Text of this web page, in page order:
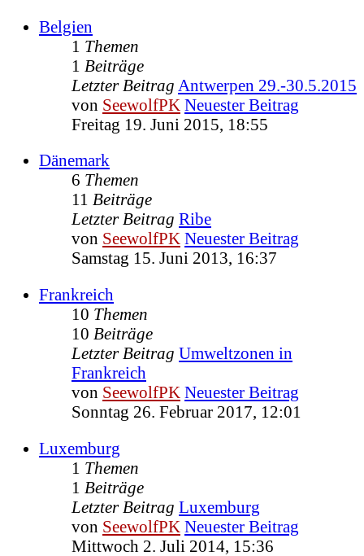
Belgien
1 Themen
1 Beiträge
Letzter Beitrag Antwerpen 29.-30.5.2015
von SeewolfPK Neuester Beitrag
Freitag 19. Juni 2015, 18:55
Dänemark
6 Themen
11 Beiträge
Letzter Beitrag Ribe
von SeewolfPK Neuester Beitrag
Samstag 15. Juni 2013, 16:37
Frankreich
10 Themen
10 Beiträge
Letzter Beitrag Umweltzonen in
Frankreich
von SeewolfPK Neuester Beitrag
Sonntag 26. Februar 2017, 12:01
Luxemburg
1 Themen
1 Beiträge
Letzter Beitrag Luxemburg
von SeewolfPK Neuester Beitrag
Mittwoch 2. Juli 2014, 15:36